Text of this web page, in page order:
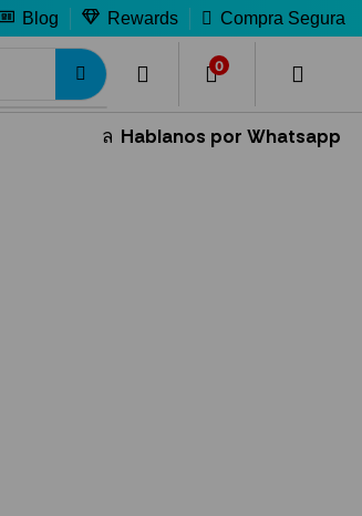
Blog Rewards Compra Segura
0 0
Hablanos por Whatsapp